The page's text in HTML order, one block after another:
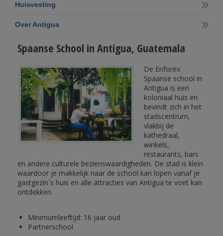
Huisvesting
Over Antigua
Spaanse School in Antigua, Guatemala
De Enforex
Spaanse school in
Antigua is een
koloniaal huis en
bevindt zich in het
stadscentrum,
vlakbij de
kathedraal,
winkels,
restaurants, bars
en andere culturele bezienswaardigheden. De stad is klein
waardoor je makkelijk naar de school kan lopen vanaf je
gastgezin´s huis en alle attracties van Antigua te voet kan
ontdekken.
Minimumleeftijd: 16 jaar oud
Partnerschool